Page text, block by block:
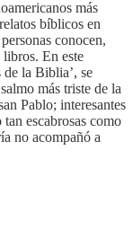
más
bíblicos en
conocen,
En este
la Biblia’, se
más triste de la
Pablo; interesantes
escabrosas como
no acompañó a